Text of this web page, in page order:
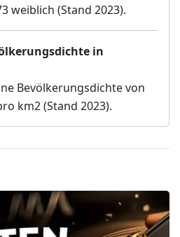
weiblich (Stand 2023).
in
Bevölkerungsdichte von
km2 (Stand 2023).